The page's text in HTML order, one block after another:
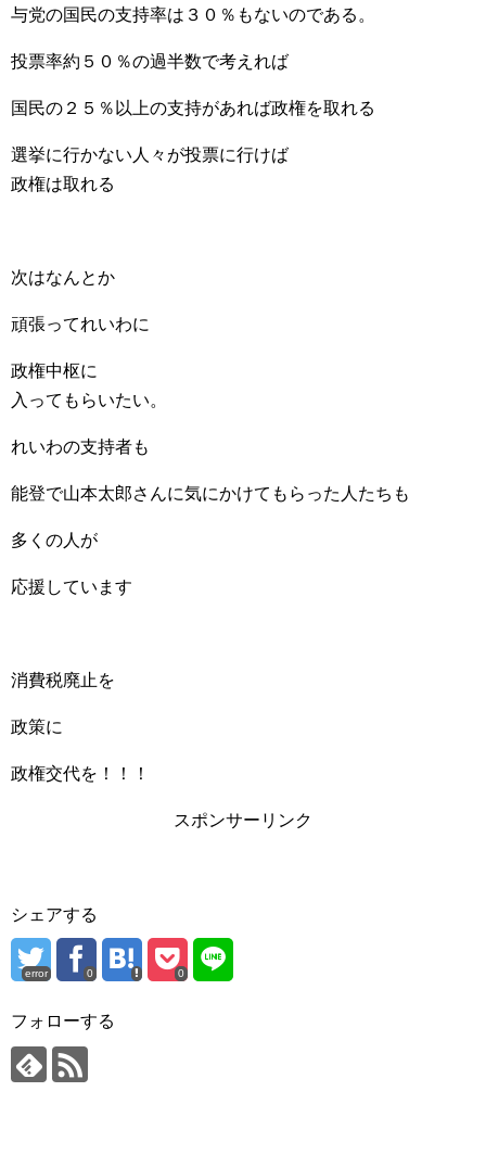
与党の国民の支持率は３０％もないのである。
投票率約５０％の過半数で考えれば
国民の２５％以上の支持があれば政権を取れる
選挙に行かない人々が投票に行けば
政権は取れる
次はなんとか
頑張ってれいわに
政権中枢に
入ってもらいたい。
れいわの支持者も
能登で山本太郎さんに気にかけてもらった人たちも
多くの人が
応援しています
消費税廃止を
政策に
政権交代を！！！
スポンサーリンク
シェアする
error 0 0
フォローする